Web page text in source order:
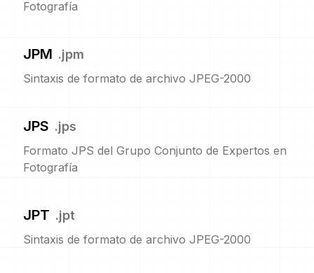
Fotografía
JPM .jpm
Sintaxis de formato de archivo JPEG-2000
JPS .jps
Formato JPS del Grupo Conjunto de Expertos en
Fotografía
JPT .jpt
Sintaxis de formato de archivo JPEG-2000